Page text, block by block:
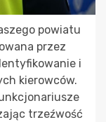
powiatu
przez
i
kierowców.
trzeźwość